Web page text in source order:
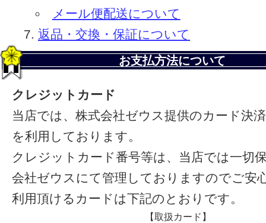
メール便配送について
返品・交換・保証について
お支払方法について
クレジットカード
当店では、株式会社ゼウス提供のカード決
を利用しております。
クレジットカード番号等は、当店では一切
会社ゼウスにて管理しておりますのでご安
利用頂けるカードは下記のとおりです。
【取扱カード】